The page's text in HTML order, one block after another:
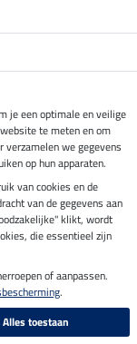
uur
je een optimale en veilige
te meten en om
verzamelen we gegevens
op hun apparaten.
van cookies en de
van de gegevens aan
klikt, wordt
die essentieel zijn
of aanpassen.
.
Alles toestaan